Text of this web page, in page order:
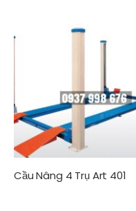
Cầu Nâng 4 Trụ Art 401